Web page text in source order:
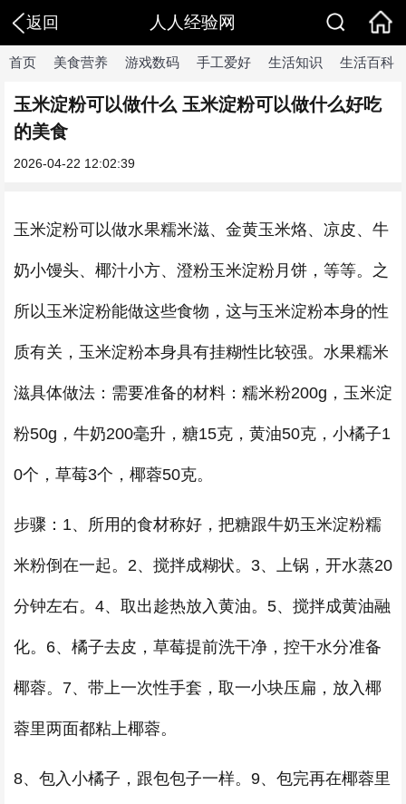
返回 人人经验网
首页 美食营养 游戏数码 手工爱好 生活知识 生活百科
玉米淀粉可以做什么 玉米淀粉可以做什么好吃
的美食
2026-04-22 12:02:39
玉米淀粉可以做水果糯米滋、金黄玉米烙、凉皮、牛
奶小馒头、椰汁小方、澄粉玉米淀粉月饼，等等。之
所以玉米淀粉能做这些食物，这与玉米淀粉本身的性
质有关，玉米淀粉本身具有挂糊性比较强。水果糯米
滋具体做法：需要准备的材料：糯米粉200g，玉米淀
粉50g，牛奶200毫升，糖15克，黄油50克，小橘子1
0个，草莓3个，椰蓉50克。
步骤：1、所用的食材称好，把糖跟牛奶玉米淀粉糯
米粉倒在一起。2、搅拌成糊状。3、上锅，开水蒸20
分钟左右。4、取出趁热放入黄油。5、搅拌成黄油融
化。6、橘子去皮，草莓提前洗干净，控干水分准备
椰蓉。7、带上一次性手套，取一小块压扁，放入椰
蓉里两面都粘上椰蓉。
8、包入小橘子，跟包包子一样。9、包完再在椰蓉里